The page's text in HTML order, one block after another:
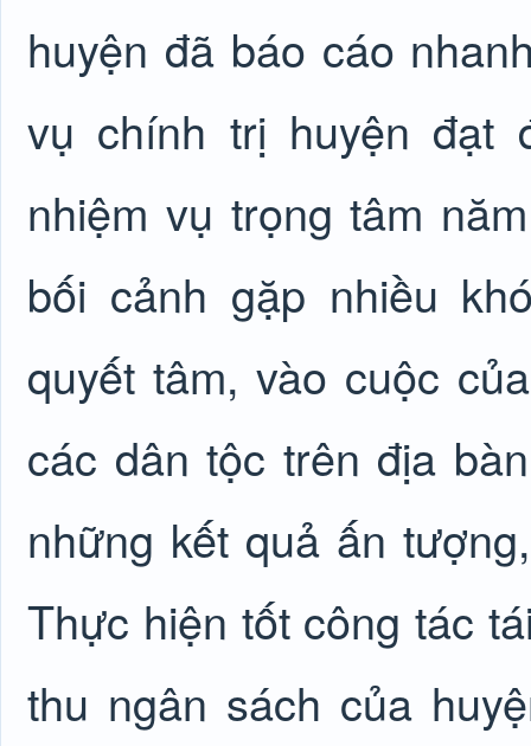
huyện đã báo cáo
vụ chính trị huyện đạt
nhiệm vụ trọng tâm
bối cảnh gặp nhiều
quyết tâm, vào cuộc
các dân tộc trên địa
những kết quả ấn
Thực hiện tốt công tác
thu ngân sách của